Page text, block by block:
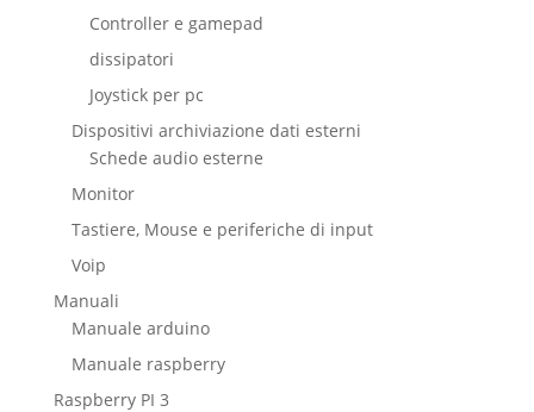
Controller e gamepad
dissipatori
Joystick per pc
Dispositivi archiviazione dati esterni
Schede audio esterne
Monitor
Tastiere, Mouse e periferiche di input
Voip
Manuali
Manuale arduino
Manuale raspberry
Raspberry PI 3